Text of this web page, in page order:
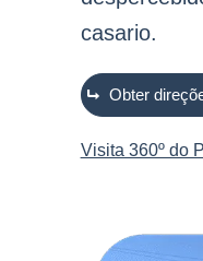
casario.
Obter
Visita 360º do